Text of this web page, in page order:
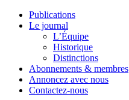
Publications
Le journal
L’Équipe
Historique
Distinctions
Abonnements & membres
Annoncez avec nous
Contactez-nous